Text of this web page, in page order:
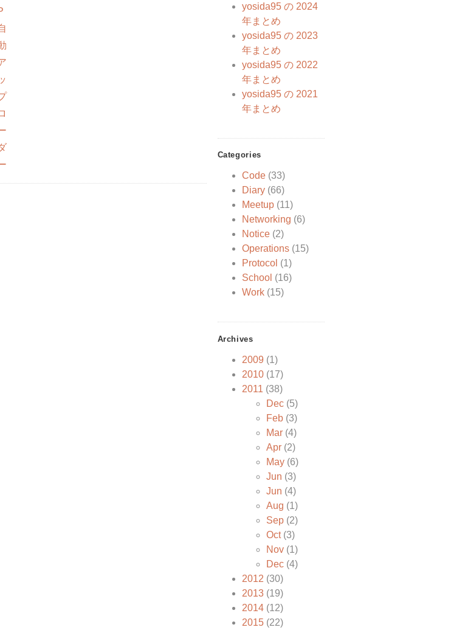
yosida95 の 2024
年まとめ
yosida95 の 2023
年まとめ
yosida95 の 2022
年まとめ
yosida95 の 2021
年まとめ
Categories
Code(33)
Diary(66)
Meetup(11)
Networking (6)
Notice(2)
Operations(15)
Protocol (1)
School (16)
Work(15)
Archives
2009 (1)
2010(17)
2011 (38)
Dec(5)
Feb(3)
Mar(4)
Apr(2)
May(6)
Jun (3)
Jun (4)
Aug (1)
Sep(2)
Oct(3)
Nov(1)
Dec(4)
2012 (30)
2013(19)
2014(12)
2015(22)